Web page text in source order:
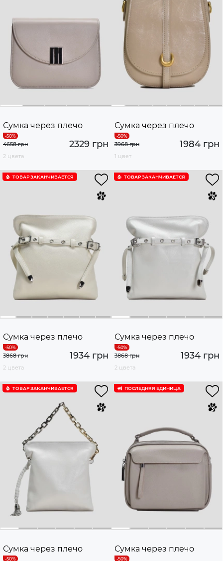
Сумка через плечо
2329 грн
4658 грн
2 цвета
Сумка через плечо
1984 грн
3968 грн
1 цвет
ТОВАР ЗАКАНЧИВАЕТСЯ
Сумка через плечо
1934 грн
3868 грн
2 цвета
ТОВАР ЗАКАНЧИВАЕТСЯ
Сумка через плечо
1934 грн
3868 грн
2 цвета
ТОВАР ЗАКАНЧИВАЕТСЯ
Сумка через плечо
ПОСЛЕДНЯЯ ЕДИНИЦА
Сумка через плечо